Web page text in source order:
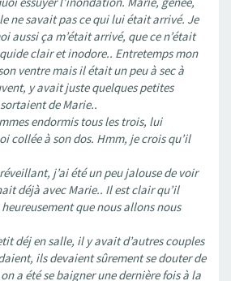
ne savait pas ce qui lui était arrivé. Je
aussi ça m’était arrivé, que ce n’était
clair et inodore.. Entretemps mon
ventre mais il était un peu à sec à
y avait juste quelques petites
de Marie..
endormis tous les trois, lui
collée à son dos. Hmm, je crois qu’il
j’ai été un peu jalouse de voir
déjà avec Marie.. Il est clair qu’il
que nous allons nous
déj en salle, il y avait d’autres couples
ils devaient sûrement se douter de
a été se baigner une dernière fois à la